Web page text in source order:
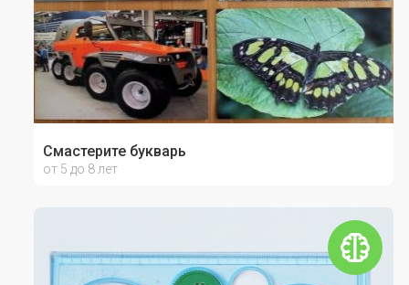
Смастерите букварь
от 5 до 8 лет